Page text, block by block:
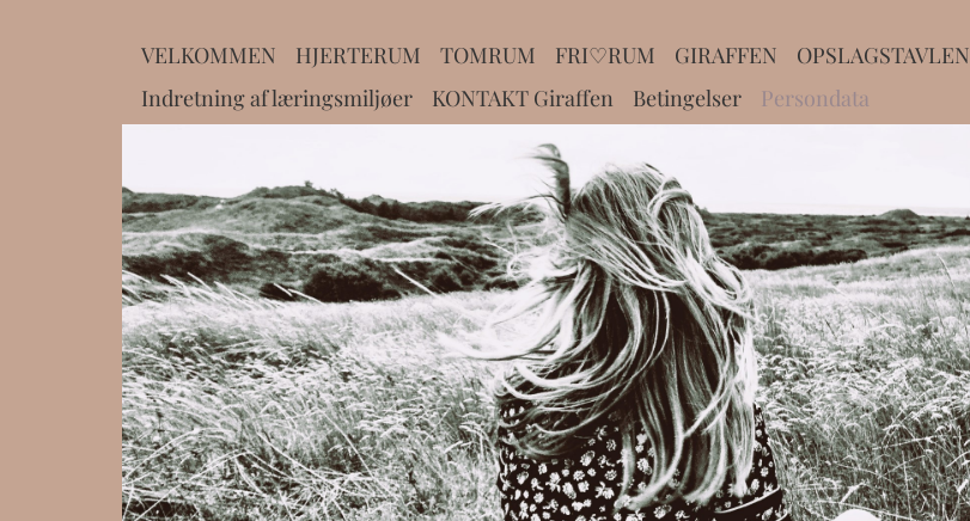
VELKOMMEN HJERTERUM TOMRUM FRI♡RUM GIRAFFEN OPSLAGSTAVLEN
Indretning af læringsmiljøer
KONTAKT Giraffen Betingelser Persondata